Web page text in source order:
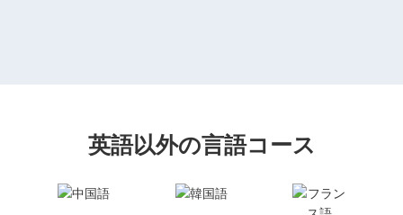
英語以外の言語コース